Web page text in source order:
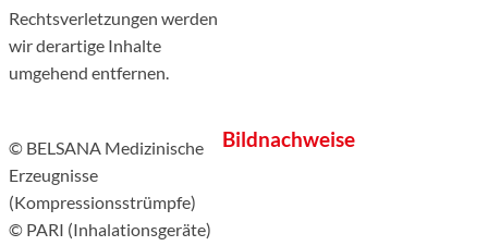
Rechtsverletzungen werden
wir derartige Inhalte
umgehend entfernen.
© BELSANA Medizinische
Erzeugnisse
(Kompressionsstrümpfe)
© PARI (Inhalationsgeräte)
Bildnachweise